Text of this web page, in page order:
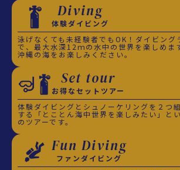
Diving
体験ダイビング
泳げなくても未経験者でもOK！ダイビング
で、最大水深12ｍの水中の世界を楽しめま
沖縄の海をお楽しみください。
Set tour
お得なセットツアー
体験ダイビングとシュノーケリングを２つ
する「とことん海中世界を楽しみたい」と
のツアーです。
Fun Diving
ファンダイビング